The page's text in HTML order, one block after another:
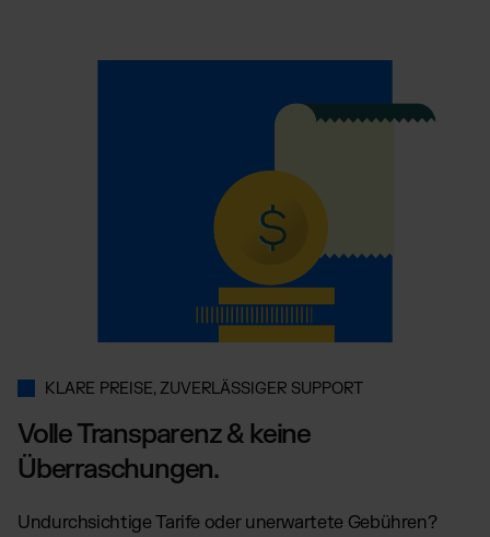
KLARE PREISE, ZUVERLÄSSIGER SUPPORT
Volle Transparenz & keine
Überraschungen.
Undurchsichtige Tarife oder unerwartete Gebühren?